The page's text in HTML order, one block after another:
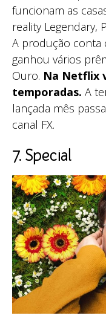
funcionam as
reality Legendary,
A produção conta
ganhou vários
Ouro. Na Netflix
temporadas. A
lançada mês
canal FX.
7. Special